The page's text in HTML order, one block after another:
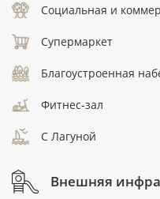
Социальная и
Супермаркет
Благоустроенная
Фитнес-зал
C Лагуной
Внешняя